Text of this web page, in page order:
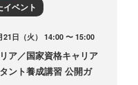
イベント
21日（火） 14:00 〜 15:00
ア／国家資格キャリア
ント養成講習 公開ガ